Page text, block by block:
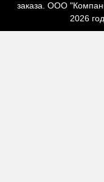
заказа. ООО
2026 год